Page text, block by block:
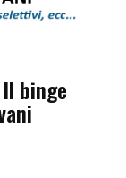
binge